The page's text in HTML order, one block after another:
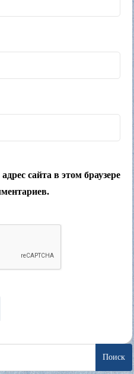
сайта в этом браузере